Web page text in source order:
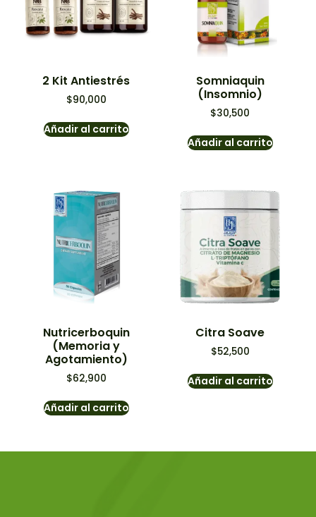
2 Kit Antiestrés
$90,000
Añadir al carrito
Somniaquin
(Insomnio)
$30,500
Añadir al carrito
Nutricerboquin
(Memoria y
Agotamiento)
$62,900
Añadir al carrito
Citra Soave
$52,500
Añadir al carrito